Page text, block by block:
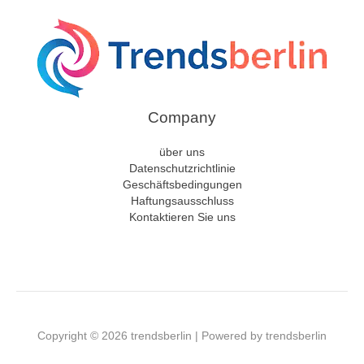
Company
über uns
Datenschutzrichtlinie
Geschäftsbedingungen
Haftungsausschluss
Kontaktieren Sie uns
Copyright © 2026 trendsberlin | Powered by trendsberlin